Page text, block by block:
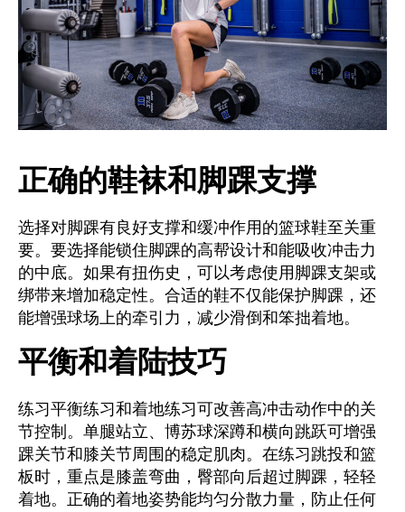
正确的鞋袜和脚踝支撑
选择对脚踝有良好支撑和缓冲作用的篮球鞋至关重
要。要选择能锁住脚踝的高帮设计和能吸收冲击力
的中底。如果有扭伤史，可以考虑使用脚踝支架或
绑带来增加稳定性。合适的鞋不仅能保护脚踝，还
能增强球场上的牵引力，减少滑倒和笨拙着地。
平衡和着陆技巧
练习平衡练习和着地练习可改善高冲击动作中的关
节控制。单腿站立、博苏球深蹲和横向跳跃可增强
踝关节和膝关节周围的稳定肌肉。在练习跳投和篮
板时，重点是膝盖弯曲，臀部向后超过脚踝，轻轻
着地。正确的着地姿势能均匀分散力量，防止任何